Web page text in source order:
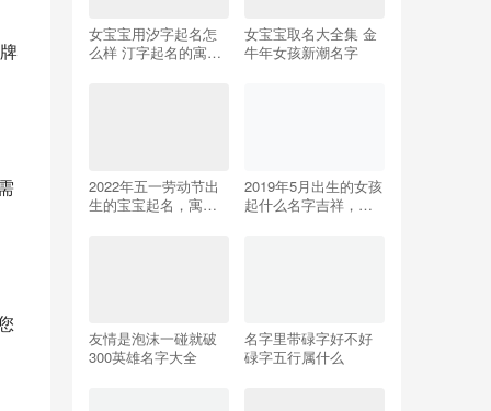
女宝宝用汐字起名怎
么样 汀字起名的寓意
女宝宝取名大全集 金
牛年女孩新潮名字
2022年五一劳动节出
生的宝宝起名，寓意
2019年5月出生的女孩
起什么名字吉祥，不
友情是泡沫一碰就破
300英雄名字大全
名字里带碌字好不好
碌字五行属什么